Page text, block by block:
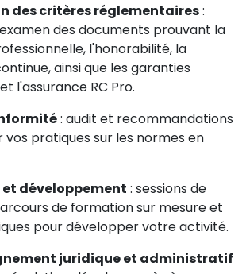
des critères réglementaires:
des documents prouvant la
l'honorabilité, la
ainsi que les garanties
l'assurance RC Pro.
: audit et recommandations
vos pratiques sur les normes en
développement : sessions de
de formation sur mesure et
pour développer votre activité.
juridique et administratif